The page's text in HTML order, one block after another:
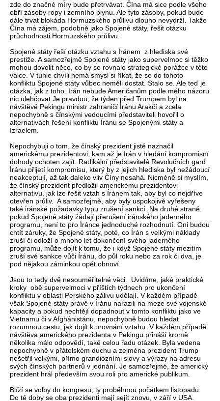
zde do značné míry bude přetrvávat. Čína má sice podle všeho
obří zásoby ropy i zemního plynu. Ale tyto zásoby, pokud bude
dále trvat blokáda Hormuzského průlivu dlouho nevydrží. Takže
Čína má zájem, podobně jako Spojené státy, řešit otázku
průchodnosti Hormuzského průlivu.
Spojené státy řeší otázku vztahu s Íránem z hlediska své
prestiže. A samozřejmě Spojené státy jako supervelmoc si těžko
mohou dovolit něco, co by se rovnalo strategické porážce v této
válce. V tuhle chvíli nemá smysl si říkat, že se do tohoto
konfliktu Spojené státy vůbec neměli dostat. Stalo se. Ale teď je
otázka, jak z toho. Irán nebude Američanům podle mého názoru
nic ulehčovat Je pravdou, že týden před Trumpem byl na
návštěvě Pekingu ministr zahraničí Íránu Arakčí a zcela
nepochybně s čínskými vedoucími představiteli hovořil o
alternativách řešení konfliktu Íránu se Spojenými státy a
Izraelem.
Nepochybuji o tom, že čínský prezident jistě naznačil
americkému prezidentovi, kam až je Irán v hledání kompromisní
dohody ochoten zajít. Radikální představitelé Revolučních gard
Íránu přijetí kompromisu, který by z jejich hlediska byl nežádoucí
neakceptují, až tak daleko vliv Číny nesahá. Nicméně si myslím,
že čínský prezident předložil americkému prezidentovi
alternativu, jak lze řešit vztah s Íránem tak, aby byl co nejdříve
otevřen průliv. A samozřejmě, aby byly uspokojivě vyřešeny
také iránské požadavky typu zrušení sankcí. Na druhé straně,
pokud Spojené státy žádají přerušení iránského jaderného
programu, není to pro Íránce jednoduché rozhodnutí. Oni budou
chtít záruky, že Spojené státy, poté, co Írán s velkými náklady
zruší či odloží o mnoho let dokončení svého jaderného
programu, může dojít k tomu, že i když Spojené státy mezitím
zruší své sankce vůči Íránu, do půl roku nebo za rok či dva, je
pod nějakou záminkou opět obnoví.
Jsou to tedy dvě nesouměřitelné věci. Uvidíme, jaké praktické
kroky obě supervelmoci v příštích týdnech pro ukončení
konfliktu v oblasti Perského zálivu udělají. V každém případě
však Spojené státy právě v Íránu narazili na meze své vojenské
kapacity a pokud nechtějí dopadnout v tomto konfliktu jako ve
Vietnamu či v Afghánistánu, nepochybně budou hledat
rozumnou cestu, jak dojít k urovnání vztahu. V každém případě
návštěva amerického prezidenta v Pekingu přináší kromě
několika málo odpovědí, také celou řadu otázek. Byla vedena
nepochybně v přátelském duchu a zejména prezident Trump
nešetřil velkými, přímo grandiózními slovy a výrazy na adresu
svých čínských partnerů v jednání. Je samozřejmé, že americký
prezident hrál především svou roli pro americké publikum.
Blíží se volby do kongresu, ty proběhnou počátkem listopadu.
Do té doby se oba prezidenti mají sejít znovu, v září v USA.